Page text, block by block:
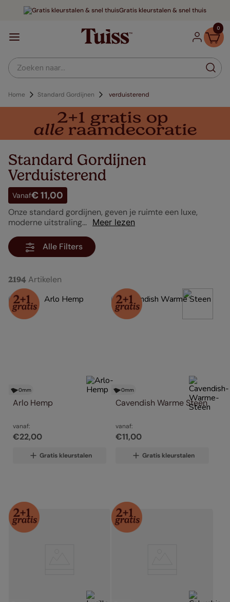
Gratis kleurstalen & snel thuis
0
Zoeken naar...
Standard Gordijnen verduisterend
Standard Gordijnen
Verduisterend
Vanaf€ 11,00
Onze standard gordijnen, geven je ruimte een luxe,
moderne uitstraling... Meer lezen
Alle Filters
2194 Artikelen
0mm
Arlo Hemp
vanaf:
€22,00
Gratis kleurstalen
0mm
Cavendish Warme Steen
vanaf:
€11,00
Gratis kleurstalen